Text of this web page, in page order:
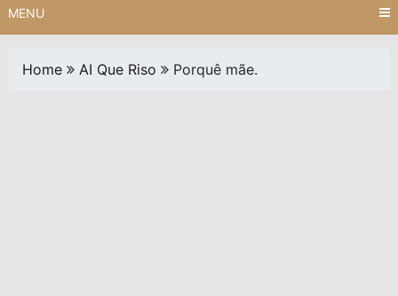
MENU
Home AI Que Riso Porquê mãe.